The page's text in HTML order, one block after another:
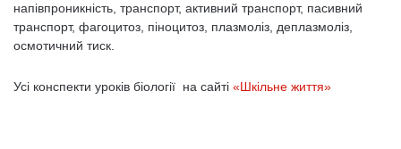
напівпроникність, транспорт, активний транспорт, пасивний
транспорт, фагоцитоз, піноцитоз, плазмоліз, деплазмоліз,
осмотичний тиск.
Усі конспекти уроків біології на сайті «Шкільне життя»